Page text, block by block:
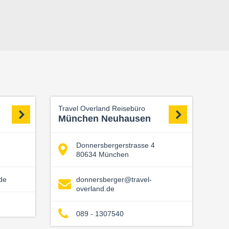
Travel Overland Reisebüro
München Neuhausen
Donnersbergerstrasse 4
80634 München
donnersberger@travel-
overland.de
089 - 1307540